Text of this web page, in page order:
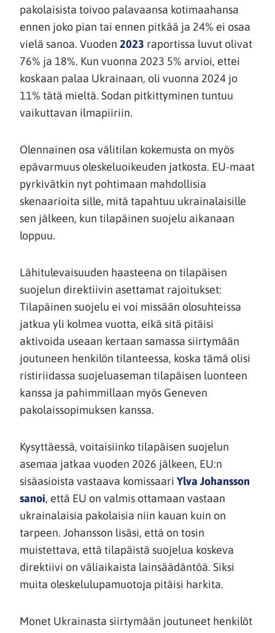
toiseen
palveluun)
pakolaisista toivoo palavaansa kotimaahansa
ennen joko pian tai ennen pitkää ja 24% ei osaa
vielä sanoa. Vuoden 2023 (siirryt
toiseen
palveluun)
raportissa luvut olivat
76% ja 18%. Kun vuonna 2023 5% arvioi, ettei
koskaan palaa Ukrainaan, oli vuonna 2024 jo
11% tätä mieltä. Sodan pitkittyminen tuntuu
vaikuttavan ilmapiiriin.
Olennainen osa välitilan kokemusta on myös
epävarmuus oleskeluoikeuden jatkosta. EU-maat
pyrkivätkin nyt pohtimaan mahdollisia
skenaarioita sille, mitä tapahtuu ukrainalaisille
sen jälkeen, kun tilapäinen suojelu aikanaan
loppuu.
Lähitulevaisuuden haasteena on tilapäisen
suojelun direktiivin asettamat rajoitukset:
Tilapäinen suojelu ei voi missään olosuhteissa
jatkua yli kolmea vuotta, eikä sitä pitäisi
aktivoida useaan kertaan samassa siirtymään
joutuneen henkilön tilanteessa, koska tämä olisi
ristiriidassa suojeluaseman tilapäisen luonteen
kanssa ja pahimmillaan myös Geneven
pakolaissopimuksen kanssa.
Kysyttäessä, voitaisiinko tilapäisen suojelun
asemaa jatkaa vuoden 2026 jälkeen, EU:n
sisäasioista vastaava komissaari Ylva Johansson
sanoi(siirryt
toiseen
palveluun)
, että EU on valmis ottamaan vastaan
ukrainalaisia pakolaisia niin kauan kuin on
tarpeen. Johansson lisäsi, että on tosin
muistettava, että tilapäistä suojelua koskeva
direktiivi on väliaikaista lainsäädäntöä. Siksi
muita oleskelulupamuotoja pitäisi harkita.
Monet Ukrainasta siirtymään joutuneet henkilöt